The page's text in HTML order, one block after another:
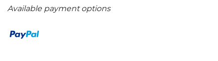
Available payment options